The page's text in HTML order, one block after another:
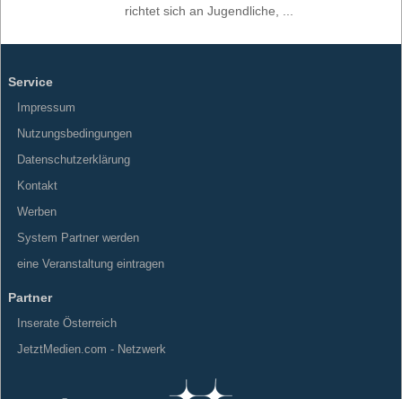
richtet sich an Jugendliche, ...
Service
Impressum
Nutzungsbedingungen
Datenschutzerklärung
Kontakt
Werben
System Partner werden
eine Veranstaltung eintragen
Partner
Inserate Österreich
JetztMedien.com - Netzwerk